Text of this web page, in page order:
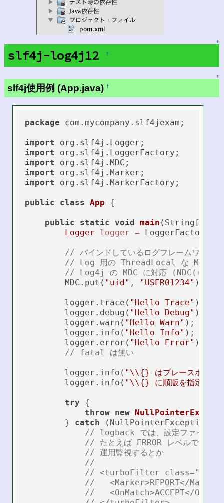
↑
slf4j-log4j12 †
↑
slf4j使用例 (App.java) †
package com.mycompany.slf4jexam;
import
import
import
import
import org.slf4j.MarkerFactory;
public class App {
public static void main (String[]
Logger
logger =
// バインドしているログフレームワーク
// Log 用の ThreadLocal な Map
// Log4j の MDC に対応 (NDC((スタッ
        MDC.put(
"uid" , "USER01234" );
        logger.trace(
"Hello Trace" );
        logger.debug(
"Hello Debug" );
        logger.warn(
"Hello Warn" );
        logger.info(
"Hello Info" );
        logger.error(
"Hello Error" );
// fatal は無い
        logger.info(
"\\{} はプレースホ
        logger.info(
"\\{} に順版を指定で
try {
throw new
        }
catch (NullPointerException
// logback では、設定ファイルで
// たとえば ERROR レベルで、
// 運用監視するとか
//
// <turboFilter
//   <Marker>REPORT</
//   <OnMatch>ACCEPT</